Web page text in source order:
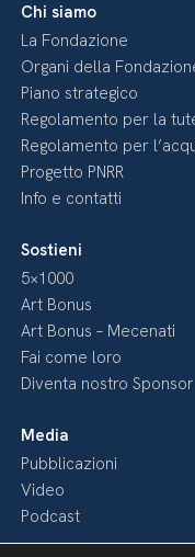
Chi siamo
La Fondazione
Organi della
Piano strategico
Regolamento per la
Regolamento per
Progetto PNRR
Info e contatti
Sostieni
5×1000
Art Bonus
Art Bonus – Mecenati
Fai come loro
Diventa nostro Sponsor
Media
Pubblicazioni
Video
Podcast